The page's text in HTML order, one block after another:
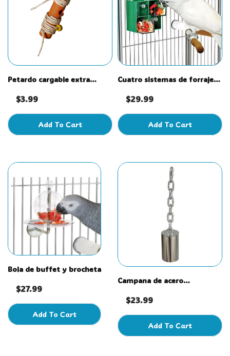
Petardo cargable extra
$3.99
Add To Cart
Cuatro sistemas de forrajeo
$29.99
Add To Cart
Bola de buffet y brocheta
$27.99
Add To Cart
Campana de acero
$23.99
Add To Cart